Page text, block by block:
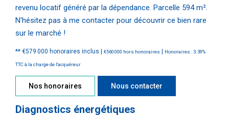
revenu locatif généré par la dépendance. Parcelle 594 m².
N'hésitez pas à me contacter pour découvrir ce bien rare
sur le marché !
** €579 000 honoraires inclus | €560 000 hors honoraires | Honoraires : 3.39%
TTC à la charge de l'acquéreur
Nos honoraires Nous contacter
Diagnostics énergétiques